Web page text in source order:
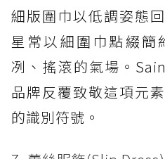
細版圍巾以低調姿態
星常以細圍巾點綴簡
冽、搖滾的氣場。
品牌反覆致敬這項元
的識別符號。